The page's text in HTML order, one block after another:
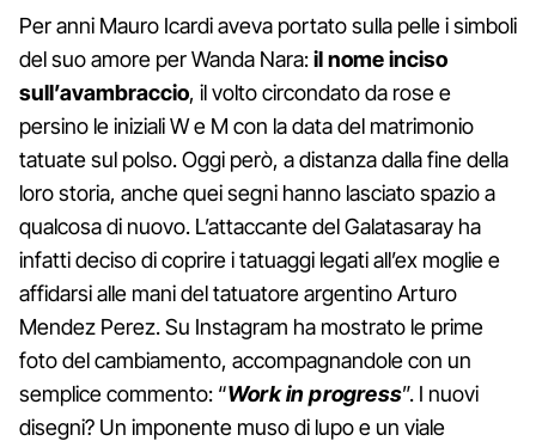
Per anni Mauro Icardi aveva portato sulla pelle i simboli
del suo amore per Wanda Nara:il nome inciso
sull’avambraccio, il volto circondato da rose e
persino le iniziali W e M con la data del matrimonio
tatuate sul polso. Oggi però, a distanza dalla fine della
loro storia, anche quei segni hanno lasciato spazio a
qualcosa di nuovo. L’attaccante del Galatasaray ha
infatti deciso di coprire i tatuaggi legati all’ex moglie e
affidarsi alle mani del tatuatore argentino Arturo
Mendez Perez. Su Instagram ha mostrato le prime
foto del cambiamento, accompagnandole con un
semplice commento: “Work in progress”. I nuovi
disegni? Un imponente muso di lupo e un viale